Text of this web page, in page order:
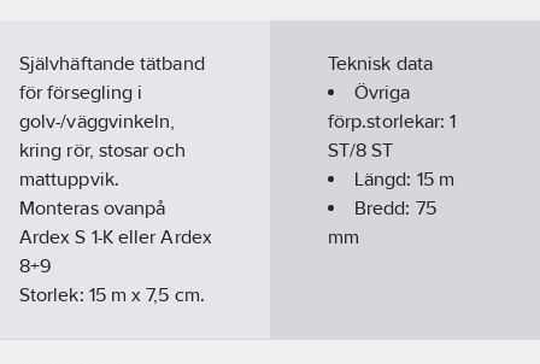
Självhäftande tätband
för försegling i
golv-/väggvinkeln,
kring rör, stosar och
mattuppvik.
Monteras ovanpå
Ardex S 1-K eller Ardex
8+9
Storlek: 15 m x 7,5 cm.
Teknisk data
Övriga
förp.storlekar:1
ST/8 ST
Längd: 15m
Bredd: 75
mm